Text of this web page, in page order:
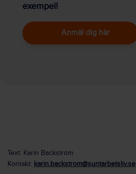
exempel!
Anmäl dig här
Text: Karin Backström
Kontakt: karin.backstrom@suntarbetsliv.se